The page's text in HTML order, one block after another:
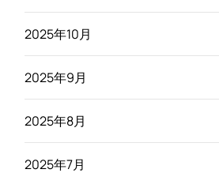
2025年10月
2025年9月
2025年8月
2025年7月